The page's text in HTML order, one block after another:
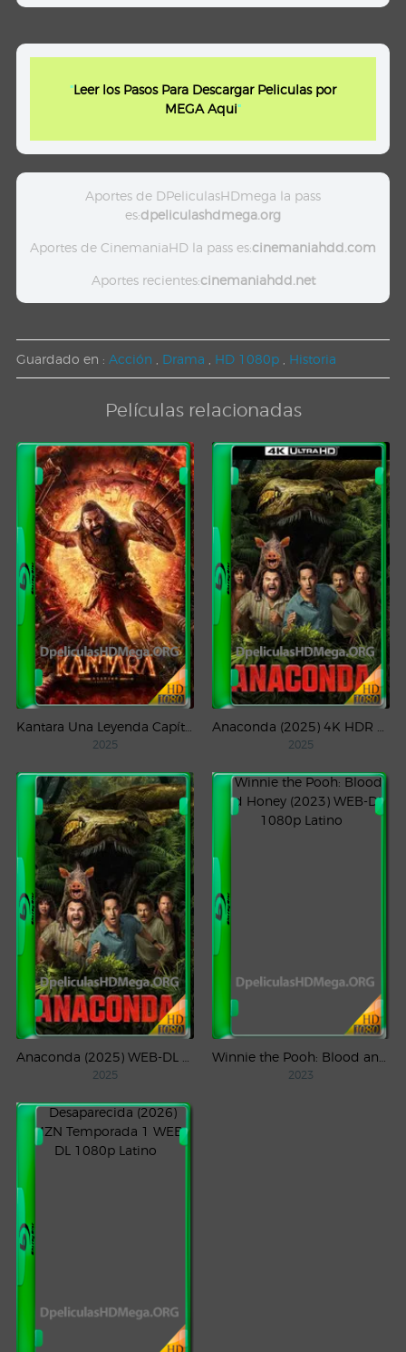
"Leer los Pasos Para Descargar Peliculas por
MEGA Aqui"
Aportes de DPeliculasHDmega la pass
es:dpeliculashdmega.org
Aportes de CinemaniaHD la pass es:cinemaniahdd.com
Aportes recientes:cinemaniahdd.net
Guardado en : Acción Drama HD 1080p Historia
Películas relacionadas
2025 2025
2025 2023